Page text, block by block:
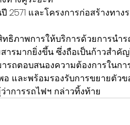
2571 และโครงการก่อสร้างทา
ทธิภาพการให้บริการด้วยการน
ารมากยิ่งขึ้น ซึ่งถือเป็นก้าวสำ
รถตอบสนองความต้องการในกา
และพร้อมรองรับการขยายตัวข
าการรถไฟฯ กล่าวทิ้งท้าย